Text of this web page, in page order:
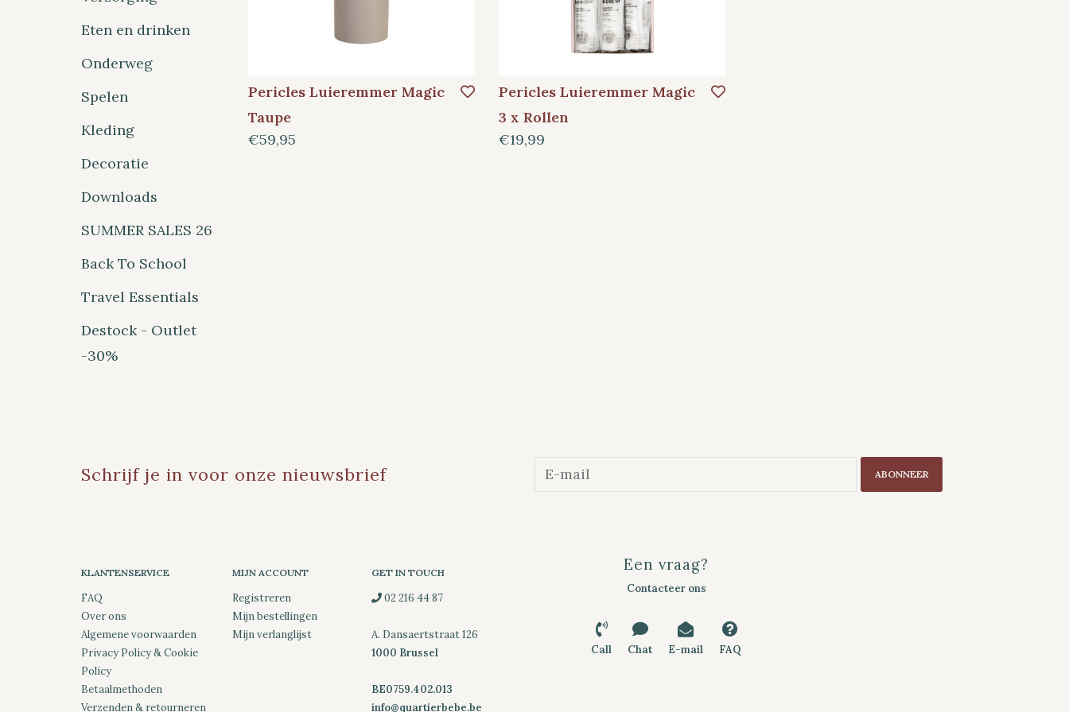
Eten en drinken
Onderweg
Spelen
Kleding
Decoratie
Downloads
SUMMER SALES 26
Back To School
Travel Essentials
Destock - Outlet
-30%
Pericles Luieremmer Magic
Taupe
€59,95
Pericles Luieremmer Magic
3 x Rollen
€19,99
Schrijf je in voor onze nieuwsbrief ABONNEER
KLANTENSERVICE
FAQ
Over ons
Algemene voorwaarden
Privacy Policy & Cookie
Policy
Betaalmethoden
Verzenden & retourneren
MIJN ACCOUNT
Registreren
Mijn bestellingen
Mijn verlanglijst
GET IN TOUCH
02 216 44 87
A. Dansaertstraat 126
1000 Brussel
BE0759.402.013
info@quartierbebe.be
Een vraag?
Contacteer ons
Call Chat E-mail FAQ